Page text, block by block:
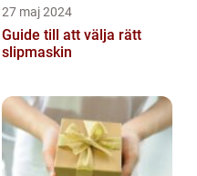
27 maj 2024
Guide till att välja rätt
slipmaskin